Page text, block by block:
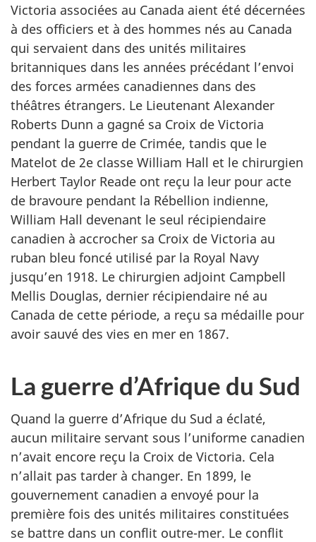
Victoria associées au Canada aient été décernées
à des officiers et à des hommes nés au Canada
qui servaient dans des unités militaires
britanniques dans les années précédant l’envoi
des forces armées canadiennes dans des
théâtres étrangers. Le Lieutenant Alexander
Roberts Dunn a gagné sa Croix de Victoria
pendant la guerre de Crimée, tandis que le
Matelot de 2e classe William Hall et le chirurgien
Herbert Taylor Reade ont reçu la leur pour acte
de bravoure pendant la Rébellion indienne,
William Hall devenant le seul récipiendaire
canadien à accrocher sa Croix de Victoria au
ruban bleu foncé utilisé par la Royal Navy
jusqu’en 1918. Le chirurgien adjoint Campbell
Mellis Douglas, dernier récipiendaire né au
Canada de cette période, a reçu sa médaille pour
avoir sauvé des vies en mer en 1867.
La guerre d’Afrique du Sud
Quand la guerre d’Afrique du Sud a éclaté,
aucun militaire servant sous l’uniforme canadien
n’avait encore reçu la Croix de Victoria. Cela
n’allait pas tarder à changer. En 1899, le
gouvernement canadien a envoyé pour la
première fois des unités militaires constituées
se battre dans un conflit outre-mer. Le conflit